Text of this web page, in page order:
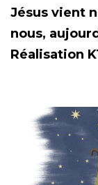
Jésus vient
nous,
Réalisation